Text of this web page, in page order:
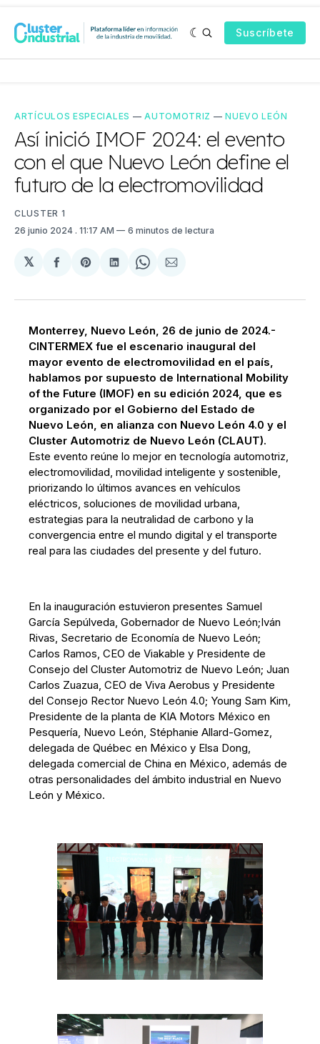
Suscríbete
ARTÍCULOS ESPECIALES —AUTOMOTRIZ —NUEVO LEÓN
Así inició IMOF 2024: el evento
con el que Nuevo León define el
futuro de la electromovilidad
CLUSTER 1
26 junio 2024 . 11:17 AM 6 minutos de lectura
𝕏
Compartir
Facebook
Share
Pinterest
Compartir
LinkedIn
Share
WhatsApp
Compartir
Email
Monterrey, Nuevo León, 26 de junio de 2024.-
CINTERMEX fue el escenario inaugural del
mayor evento de electromovilidad en el país,
hablamos por supuesto de International Mobility
of the Future (IMOF) en su edición 2024, que es
organizado por el Gobierno del Estado de
Nuevo León, en alianza con Nuevo León 4.0 y el
Cluster Automotriz de Nuevo León (CLAUT).
Este evento reúne lo mejor en tecnología automotriz,
electromovilidad, movilidad inteligente y sostenible,
priorizando lo últimos avances en vehículos
eléctricos, soluciones de movilidad urbana,
estrategias para la neutralidad de carbono y la
convergencia entre el mundo digital y el transporte
real para las ciudades del presente y del futuro.
En la inauguración estuvieron presentes Samuel
García Sepúlveda, Gobernador de Nuevo León;Iván
Rivas, Secretario de Economía de Nuevo León;
Carlos Ramos, CEO de Viakable y Presidente de
Consejo del Cluster Automotriz de Nuevo León; Juan
Carlos Zuazua, CEO de Viva Aerobus y Presidente
del Consejo Rector Nuevo León 4.0; Young Sam Kim,
Presidente de la planta de KIA Motors México en
Pesquería, Nuevo León, Stéphanie Allard-Gomez,
delegada de Québec en México y Elsa Dong,
delegada comercial de China en México, además de
otras personalidades del ámbito industrial en Nuevo
León y México.